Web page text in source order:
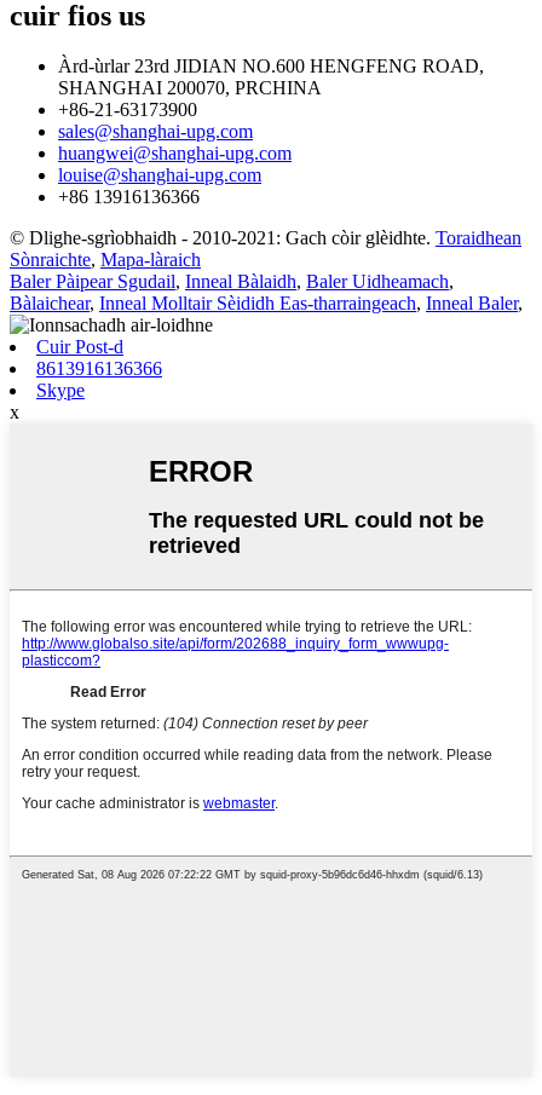
cuir fios us
Àrd-ùrlar 23rd JIDIAN NO.600 HENGFENG ROAD,
SHANGHAI 200070, PRCHINA
+86-21-63173900
sales@shanghai-upg.com
huangwei@shanghai-upg.com
louise@shanghai-upg.com
+86 13916136366
© Dlighe-sgrìobhaidh - 2010-2021: Gach còir glèidhte. Toraidhean
Sònraichte, Mapa-làraich
Baler Pàipear Sgudail, Inneal Bàlaidh, Baler Uidheamach,
Bàlaichear, Inneal Molltair Sèididh Eas-tharraingeach, Inneal Baler,
Cuir Post-d
8613916136366
Skype
x